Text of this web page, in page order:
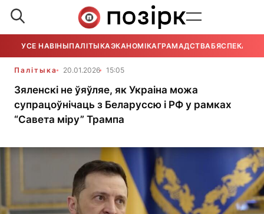
УСЕ НАВІНЫПАЛІТЫКАЭКАНОМІКАГРАМАДСТВАБЯСПЕКА
Палітыка 20.01.2026 15:05
Зяленскі не ўяўляе, як Украіна можа
супрацоўнічаць з Беларуссю і РФ у рамках
“Савета міру” Трампа